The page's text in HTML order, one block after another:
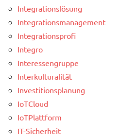
Integrationslösung
Integrationsmanagement
Integrationsprofi
Integro
Interessengruppe
Interkulturalität
Investitionsplanung
IoTCloud
IoTPlattform
IT-Sicherheit